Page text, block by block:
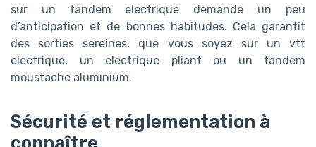
sur un tandem electrique demande un peu
d’anticipation et de bonnes habitudes. Cela garantit
des sorties sereines, que vous soyez sur un vtt
electrique, un electrique pliant ou un tandem
moustache aluminium.
Sécurité et réglementation à